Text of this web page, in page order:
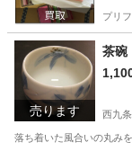
プリ
売ります
茶
西九
落ち着いた風合いの丸み